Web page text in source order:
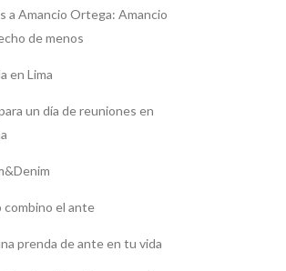
a Amancio Ortega: Amancio
de menos
en Lima
un día de reuniones en
combino el ante
prenda de ante en tu vida